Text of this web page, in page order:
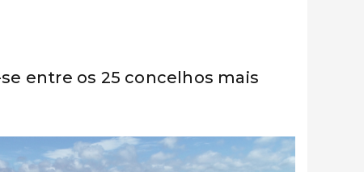
entre os 25 concelhos mais